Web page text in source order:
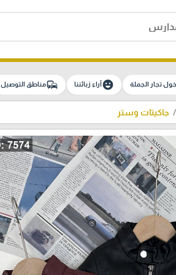
تجار الجملة emoji_emotionsآراء زبائننا commuteمناطق التوصيل
جاكيتات وستر